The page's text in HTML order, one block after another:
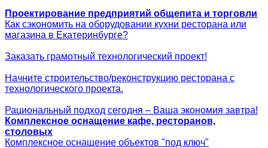
Проектирование предприятий общепита и торговли
Как сэкономить на оборудовании кухни ресторана или
магазина в Екатеринбурге?
Заказать грамотный технологический проект!
Начните строительство/реконструкцию ресторана с
технологического проекта.
Рациональный подход сегодня – Ваша экономия завтра!
Комплексное оснащение кафе, ресторанов,
столовых
Комплексное оснащение объектов "под ключ"